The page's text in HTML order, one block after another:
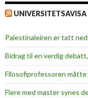
UNIVERSITETSAVISA
Palestinaleiren er tatt
Bidrag til en verdig
Filosofiprofessoren
Flere med master synes